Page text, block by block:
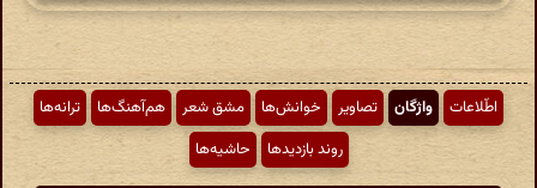
اطّلاعات واژگان تصاویر خوانش‌ها مشق شعر هم‌آهنگ‌ها
ترانه‌ها
روند بازدیدها
حاشیه‌ها